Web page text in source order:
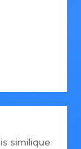
similique